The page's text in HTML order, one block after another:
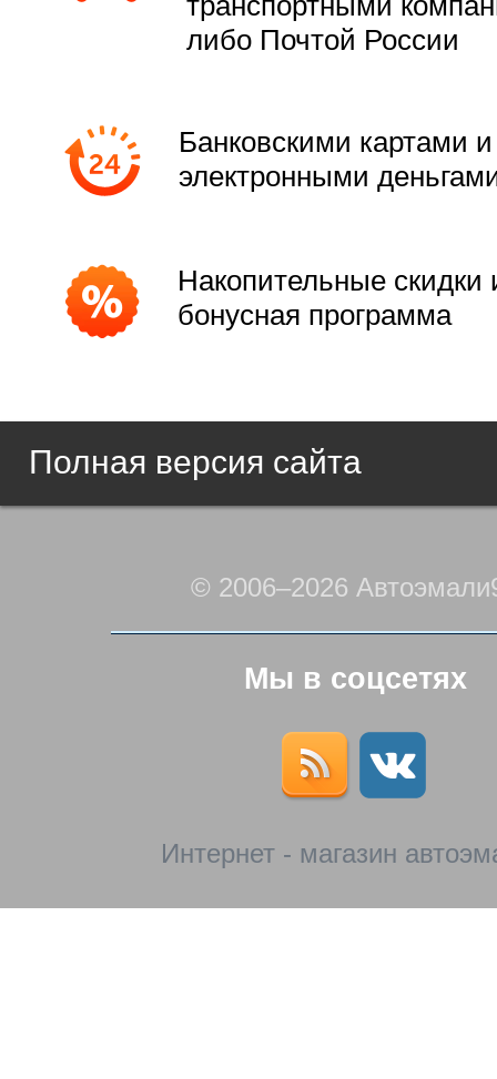
либо Почтой России
Банковскими картами и
электронными
Накопительные скидки
бонусная программа
Полная версия сайта
© 2006–2026
Мы в соцсетях
Интернет - магазин